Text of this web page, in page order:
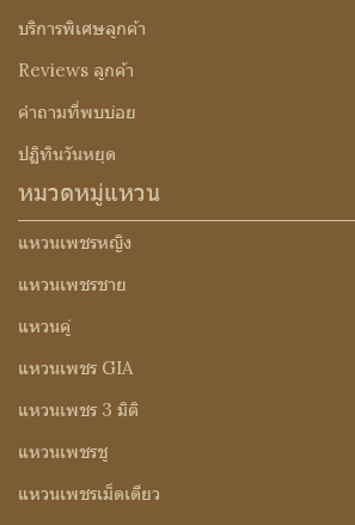
บริการพิเศษลูกค้า
Reviews ลูกค้า
คำถามที่พบบ่อย
ปฏิทินวันหยุด
หมวดหมู่แหวน
แหวนเพชรหญิง
แหวนเพชรชาย
แหวนคู่
แหวนเพชร GIA
แหวนเพชร 3 มิติ
แหวนเพชรชู
แหวนเพชรเม็ดเดียว